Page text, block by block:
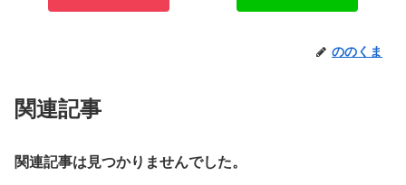
ののくま
関連記事
関連記事は見つかりませんでした。